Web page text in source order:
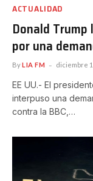
ACTUALIDAD
Donald
por una
ByLIA FM diciembre
EE UU.- El
interpuso una
contra la BBC,…